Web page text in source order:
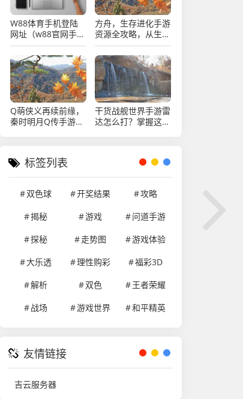
W88体育手机登陆
网址（w88官网手机
版）
方舟，生存进化手游
资源全攻略，从生存
到进化的基石，方舟
生存进化手游资源全
攻略，生存与进化的
基石
Q萌侠义再续前缘，
秦时明月Q传手游带
游重返热血武侠
干货战舰世界手游雷
达怎么打？掌握这些
化身战场天眼
标签列表
双色球 开奖结果
攻略
揭秘
游戏
问道手游
探秘
走势图
游戏体验
大乐透
理性购彩
福彩3D
解析
双色
王者荣耀
战场
游戏世界 和平精英
友情链接
吉云服务器